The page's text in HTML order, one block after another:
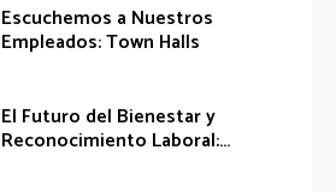
Escuchemos a Nuestros
Empleados: Town Halls
El Futuro del Bienestar y
Reconocimiento Laboral:...